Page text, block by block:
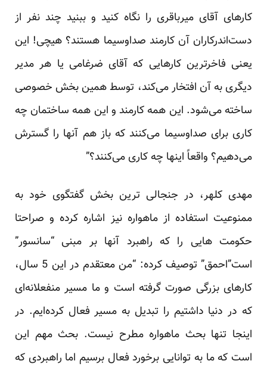
کارهای آقای میرباقری را نگاه کنید و ببنید چند نفر از
دست‌اندرکاران آن کارمند صداوسیما هستند؟ هیچی! این
یعنی فاخرترین کارهایی که آقای ضرغامی یا هر مدیر
دیگری به آن افتخار می‌کند، توسط همین بخش خصوصی
ساخته می‌شود. این همه کارمند و این همه ساختمان چه
کاری برای صداوسیما می‌کنند که باز هم آنها را گسترش
می‌دهیم؟ واقعاً اینها چه کاری می‌کنند؟”
مهدی کلهر، در جنجالی ترین بخش گفتگوی خود به
ممنوعیت استفاده از ماهواره نیز اشاره کرده و صراحتا
حکومت هایی را که راهبرد آنها بر مبنی “سانسور”
است”احمق” توصیف کرده: “من معتقدم در این 5 سال،
کارهای بزرگی صورت گرفته است و ما مسیر منفعلانه‌ای
که در دنیا داشتیم را تبدیل به مسیر فعال کرده‌ایم. در
اینجا تنها بحث ماهواره مطرح نیست. بحث مهم این
است که ما به توانایی برخورد فعال برسیم اما راهبردی که